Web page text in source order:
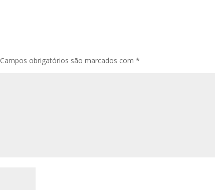
Campos obrigatórios são marcados com*